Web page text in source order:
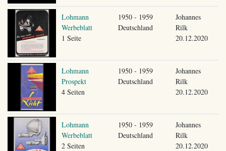
Lohmann
Werbeblatt
1 Seite
1950 - 1959
Deutschland
Johannes
Rilk
20.12.2020
Lohmann
Prospekt
4 Seiten
1950 - 1959
Deutschland
Johannes
Rilk
20.12.2020
Lohmann
Werbeblatt
2 Seiten
1950 - 1959
Deutschland
Johannes
Rilk
20.12.2020